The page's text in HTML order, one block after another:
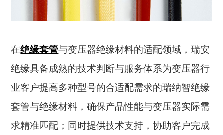
在绝缘套管与变压器绝缘材料的适配领域，瑞安
绝缘具备成熟的技术判断与服务体系为变压器行
业客户提高多种型号的合适配需求的瑞纳智绝缘
套管与绝缘材料，确保产品性能与变压器实际需
求精准匹配；同时提供技术支持，协助客户完成